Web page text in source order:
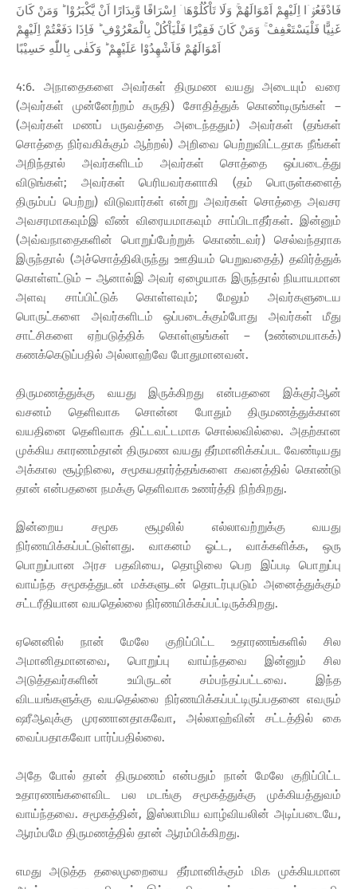
فَادْفَعُوْۤا اِلَيْهِمْ اَمْوَالَهُمْ‌ۚ وَلَا تَاْكُلُوْهَاۤ اِسْرَافًا وَّبِدَارًا اَنْ يَّكْبَرُوْا‌ ؕ وَمَنْ كَانَ
غَنِيًّا فَلْيَسْتَعْفِفْ‌ ۚ وَمَنْ كَانَ فَقِيْرًا فَلْيَاْكُلْ بِالْمَعْرُوْفِ‌ ؕ فَاِذَا دَفَعْتُمْ اِلَيْهِمْ
اَمْوَالَهُمْ فَاَشْهِدُوْا عَلَيْهِمْ‌ ؕ وَكَفٰى بِاللّٰهِ حَسِيْبًا‏
4:6. அநாதைகளை அவர்கள் திருமண வயது அடையும் வரை
(அவர்கள் முன்னேற்றம் கருதி) சோதித்துக் கொண்டிருங்கள் –
(அவர்கள் மணப் பருவத்தை அடைந்ததும்) அவர்கள் (தங்கள்
சொத்தை நிர்வகிக்கும் ஆற்றல்) அறிவை பெற்றுவிட்டதாக நீங்கள்
அறிந்தால் அவர்களிடம் அவர்கள் சொத்தை ஒப்படைத்து
விடுங்கள்; அவர்கள் பெரியவர்களாகி (தம் பொருள்களைத்
திரும்பப் பெற்று) விடுவார்கள் என்று அவர்கள் சொத்தை அவசர
அவசரமாகவும்இ வீண் விரையமாகவும் சாப்பிடாதீர்கள். இன்னும்
(அவ்வநாதைகளின் பொறுப்பேற்றுக் கொண்டவர்) செல்வந்தராக
இருந்தால் (அச்சொத்திலிருந்து ஊதியம் பெறுவதைத்) தவிர்த்துக்
கொள்ளட்டும் – ஆனால்இ அவர் ஏழையாக இருந்தால் நியாயமான
அளவு சாப்பிட்டுக் கொள்ளவும்; மேலும் அவர்களுடைய
பொருட்களை அவர்களிடம் ஒப்படைக்கும்போது அவர்கள் மீது
சாட்சிகளை ஏற்படுத்திக் கொள்ளுங்கள் – (உண்மையாகக்)
கணக்கெடுப்பதில் அல்லாஹ்வே போதுமானவன்.
திருமணத்துக்கு வயது இருக்கிறது என்பதனை இக்குர்ஆன்
வசனம் தெளிவாக சொன்ன போதும் திருமணத்துக்கான
வயதினை தெளிவாக திட்டவட்டமாக சொல்லவில்லை. அதற்கான
முக்கிய காரணம்தான் திருமண வயது தீர்மானிக்கப்பட வேண்டியது
அக்கால சூழ்நிலை, சமூகயதார்த்தங்களை கவனத்தில் கொண்டு
தான் என்பதனை நமக்கு தெளிவாக உணர்த்தி நிற்கிறது.
இன்றைய சமூக சூழலில் எல்லாவற்றுக்கு வயது
நிர்ணயிக்கப்பட்டுள்ளது. வாகனம் ஓட்ட, வாக்களிக்க, ஒரு
பொறுப்பான அரச பதவியை, தொழிலை பெற இப்படி பொறுப்பு
வாய்ந்த சமூகத்துடன் மக்களுடன் தொடர்புபடும் அனைத்துக்கும்
சட்டரீதியான வயதெல்லை நிர்ணயிக்கப்பட்டிருக்கிறது.
ஏனெனில் நான் மேலே குறிப்பிட்ட உதாரணங்களில் சில
அமானிதமானவை, பொறுப்பு வாய்ந்தவை இன்னும் சில
அடுத்தவர்களின் உயிருடன் சம்பந்தப்பட்டவை. இந்த
விடயங்களுக்கு வயதெல்லை நிர்ணயிக்கப்பட்டிருப்பதனை எவரும்
ஷரீஆவுக்கு முரணானதாகவோ, அல்லாஹ்வின் சட்டத்தில் கை
வைப்பதாகவோ பார்ப்பதில்லை.
அதே போல் தான் திருமணம் என்பதும் நான் மேலே குறிப்பிட்ட
உதாரணங்களைவிட பல மடங்கு சமூகத்துக்கு முக்கியத்துவம்
வாய்ந்தவை. சமூகத்தின், இஸ்லாமிய வாழ்வியலின் அடிப்படையே,
ஆரம்பமே திருமணத்தில் தான் ஆரம்பிக்கிறது.
எமது அடுத்த தலைமுறையை தீர்மானிக்கும் மிக முக்கியமான